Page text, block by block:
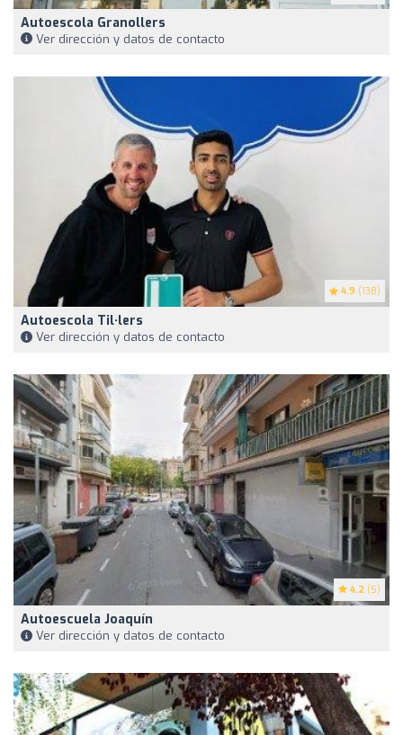
Autoescola Granollers
Ver dirección y datos de contacto
4.9 (138)
Autoescola Til·lers
Ver dirección y datos de contacto
4.2 (5)
Autoescuela Joaquín
Ver dirección y datos de contacto